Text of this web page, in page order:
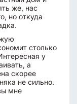
же, нас
но откуда
столько
у
а
скорее
не сильно.
мне